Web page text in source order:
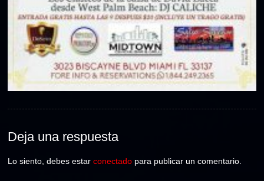
Dejauna respuesta
Lo siento, debes estarconectado para publicar un comentario.